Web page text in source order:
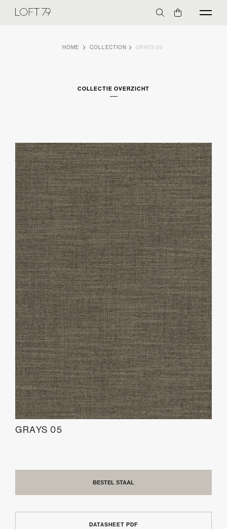
HOME COLLECTION GRAYS 05
COLLECTIE OVERZICHT
GRAYS 05
BESTEL STAAL
DATASHEET PDF